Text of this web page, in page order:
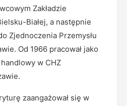
Zakładzie
Białej, a następnie
Zjednoczenia Przemysłu
Od 1966 pracował jako
w CHZ
zaangażował się w